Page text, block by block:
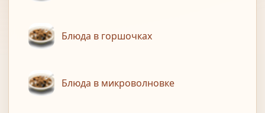
Блюда в горшочках
Блюда в микроволновке